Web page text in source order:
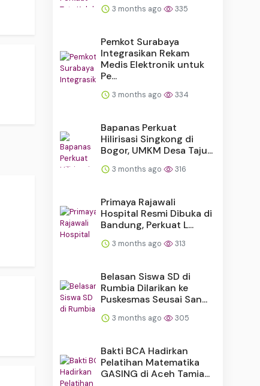
3 months ago 335
Pemkot Surabaya
Integrasikan Rekam
Medis Elektronik untuk
Pe...
3 months ago 334
Bapanas Perkuat
Hilirisasi Singkong di
Bogor, UMKM Desa Taju...
3 months ago 316
Primaya Rajawali
Hospital Resmi Dibuka di
Bandung, Perkuat L...
3 months ago 313
Belasan Siswa SD di
Rumbia Dilarikan ke
Puskesmas Seusai San...
3 months ago 305
Bakti BCA Hadirkan
Pelatihan Matematika
GASING di Aceh Tamia...